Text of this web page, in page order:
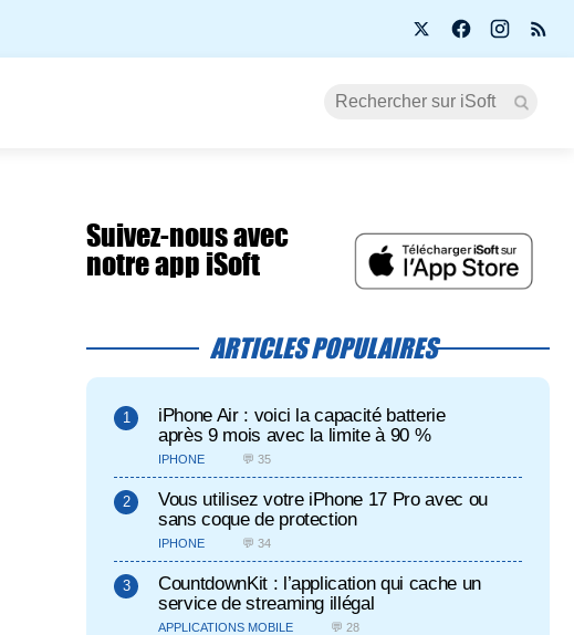
Suivez-nous avec
notre app iSoft
ARTICLES POPULAIRES
iPhone Air : voici la capacité batterie
après 9 mois avec la limite à 90 %
IPHONE 💬 35
Vous utilisez votre iPhone 17 Pro avec ou
sans coque de protection
IPHONE 💬 34
CountdownKit : l’application qui cache un
service de streaming illégal
APPLICATIONS MOBILE 💬 28